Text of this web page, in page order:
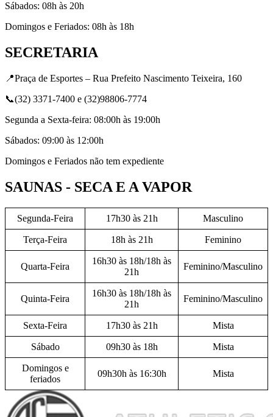
Sábados: 08h às 20h
Domingos e Feriados: 08h às 18h
SECRETARIA
📍Praça de Esportes – Rua Prefeito Nascimento Teixeira, 160
📞(32) 3371-7400 e (32)98806-7774
Segunda a Sexta-feira: 08:00h às 19:00h
Sábados: 09:00 às 12:00h
Domingos e Feriados não tem expediente
SAUNAS - SECA E A VAPOR
Segunda-Feira 17h30 às 21h Masculino
Terça-Feira 18h às 21h Feminino
Quarta-Feira
16h30 às 18h/18h às
21h
Feminino/Masculino
Quinta-Feira
16h30 às 18h/18h às
21h
Feminino/Masculino
Sexta-Feira 17h30 às 21h Mista
Sábado 09h30 às 18h Mista
Domingos e
feriados
09h30h às 16:30h Mista